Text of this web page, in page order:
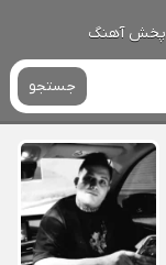
پخش آهنگ
جستجو